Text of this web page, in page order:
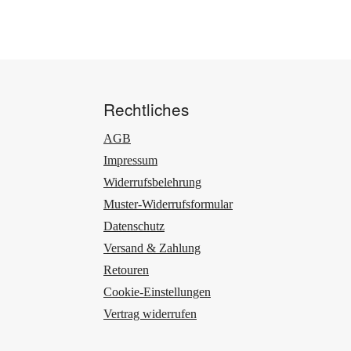
Rechtliches
AGB
Impressum
Widerrufsbelehrung
Muster-Widerrufsformular
Datenschutz
Versand & Zahlung
Retouren
Cookie-Einstellungen
Vertrag widerrufen